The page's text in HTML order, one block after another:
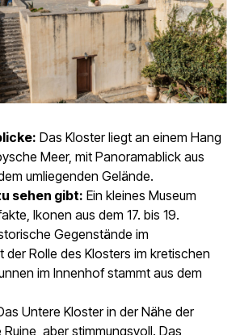
Das Kloster liegt an einem Hang
Meer, mit Panoramablick aus
umliegenden Gelände.
sehen gibt: Ein kleines Museum
Ikonen aus dem 17. bis 19.
Gegenstände im
der Rolle des Klosters im kretischen
im Innenhof stammt aus dem
Untere Kloster in der Nähe der
aber stimmungsvoll. Das